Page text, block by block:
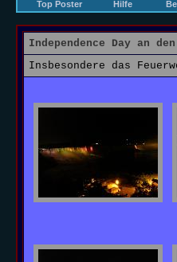
Top Poster Hilfe
Independence Day an
Insbesondere das